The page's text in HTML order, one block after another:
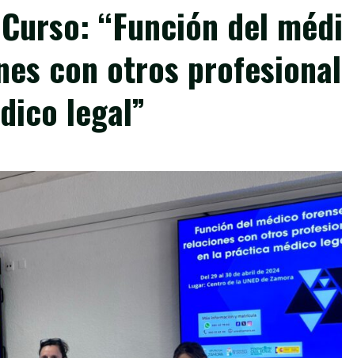
“Función del
con otros
legal”